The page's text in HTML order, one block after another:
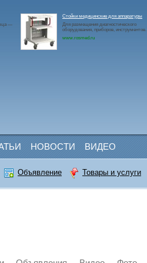
—
Стойки медицинские для аппаратуры
Для размещения диагностического
оборудования, приборов, инструментов.
www.rosmed.ru
НОВОСТИ ВИДЕО
Объявление Товары и услуги